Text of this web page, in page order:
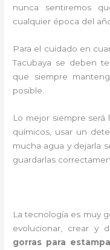
nunca sentiremos
cualquier época del
Para el cuidado en
Tacubaya se deben
que siempre
posible.
Lo mejor siempre
químicos, usar un
mucha agua y dejarla
guardarlas
La tecnología es muy
evolucionar, crear y
gorras para